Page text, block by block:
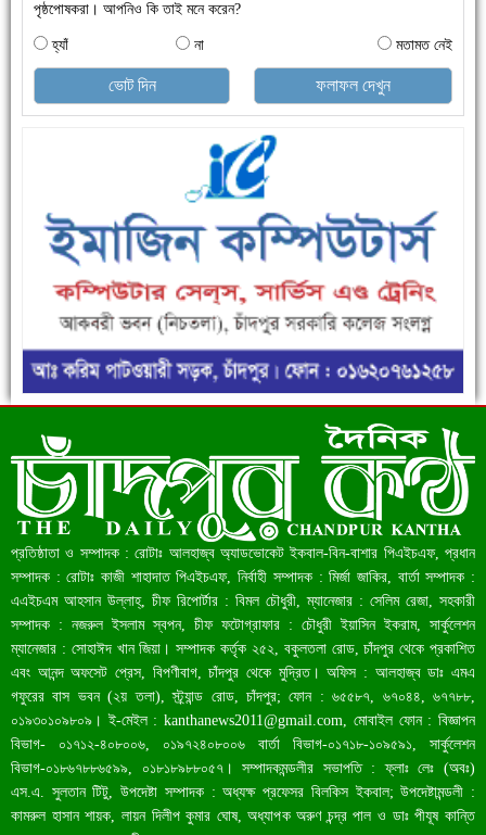
ফরিদগঞ্জে ড্রেন ও সড়ক নির্মাণে ধীরগতি জনদুর্ভোগ চরমে
রেকর্ড ৪৫.৪৬ বিলিয়ন ডলারের রিজার্ভ
বাংলাদেশ আজ মধ্যম আয়ের দেশে উন্নীত হওয়ার পথে
পৃষ্ঠপোষকরা। আপনিও কি তাই মনে করেন?
হ্যাঁ না মতামত নেই
ভোট দিন ফলাফল দেখুন
প্রতিষ্ঠাতা ও সম্পাদক : রোটাঃ আলহাজ্ব অ্যাডভোকেট ইকবাল-বিন-বাশার পিএইচএফ, প্রধান
সম্পাদক : রোটাঃ কাজী শাহাদাত পিএইচএফ, নির্বাহী সম্পাদক : মির্জা জাকির, বার্তা সম্পাদক :
এএইচএম আহসান উল্লাহ্, চীফ রিপোর্টার : বিমল চৌধুরী, ম্যানেজার : সেলিম রেজা, সহকারী
সম্পাদক : নজরুল ইসলাম স্বপন, চীফ ফটোগ্রাফার : চৌধুরী ইয়াসিন ইকরাম, সার্কুলেশন
ম্যানেজার : সোহাঈদ খান জিয়া। সম্পাদক কর্তৃক ২৫২, বকুলতলা রোড, চাঁদপুর থেকে প্রকাশিত
এবং আনন্দ অফসেট প্রেস, বিপণীবাগ, চাঁদপুর থেকে মুদ্রিত। অফিস : আলহাজ্ব ডাঃ এমএ
গফুরের বাস ভবন (২য় তলা), স্ট্র্যান্ড রোড, চাঁদপুর; ফোন : ৬৫৫৮৭, ৬৭০৪৪, ৬৭৭৮৮,
০১৯৩০১০৯৮০৯। ই-মেইল :kanthanews2011@gmail.com , মোবাইল ফোন : বিজ্ঞাপন
বিভাগ- ০১৭১২-৪০৮০০৬, ০১৯৭২৪০৮০০৬ বার্তা বিভাগ-০১৭১৮-১০৯৫৯১, সার্কুলেশন
বিভাগ-০১৮৬৭৮৮৬৫৯৯, ০১৮১৮৯৮৮০৫৭। সম্পাদকমন্ডলীর সভাপতি : ফ্লাঃ লেঃ (অবঃ)
এস.এ. সুলতান টিটু, উপদেষ্টা সম্পাদক : অধ্যক্ষ প্রফেসর বিলকিস ইকবাল; উপদেষ্টামন্ডলী :
কামরুল হাসান শায়ক, লায়ন দিলীপ কুমার ঘোষ, অধ্যাপক অরুণ চন্দ্র পাল ও ডাঃ পীযূষ কান্তি